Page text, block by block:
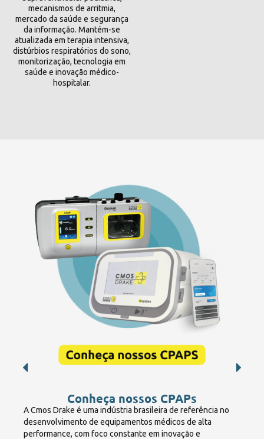
mecanismos de arritmia,
mercado da saúde e segurança
da informação. Mantém-se
atualizada em terapia intensiva,
distúrbios respiratórios do sono,
monitorização, tecnologia em
saúde e inovação médico-
hospitalar.
Conheça nossos CPAPs
A Cmos Drake é uma indústria brasileira de referência no
desenvolvimento de equipamentos médicos de alta
performance, com foco constante em inovação e